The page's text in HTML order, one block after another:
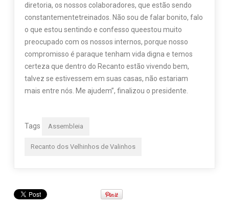
diretoria, os nossos colaboradores, que estão sendo
constantementetreinados. Não sou de falar bonito, falo
o que estou sentindo e confesso queestou muito
preocupado com os nossos internos, porque nosso
compromisso é paraque tenham vida digna e temos
certeza que dentro do Recanto estão vivendo bem,
talvez se estivessem em suas casas, não estariam
mais entre nós. Me ajudem”, finalizou o presidente.
Tags Assembleia
Recanto dos Velhinhos de Valinhos